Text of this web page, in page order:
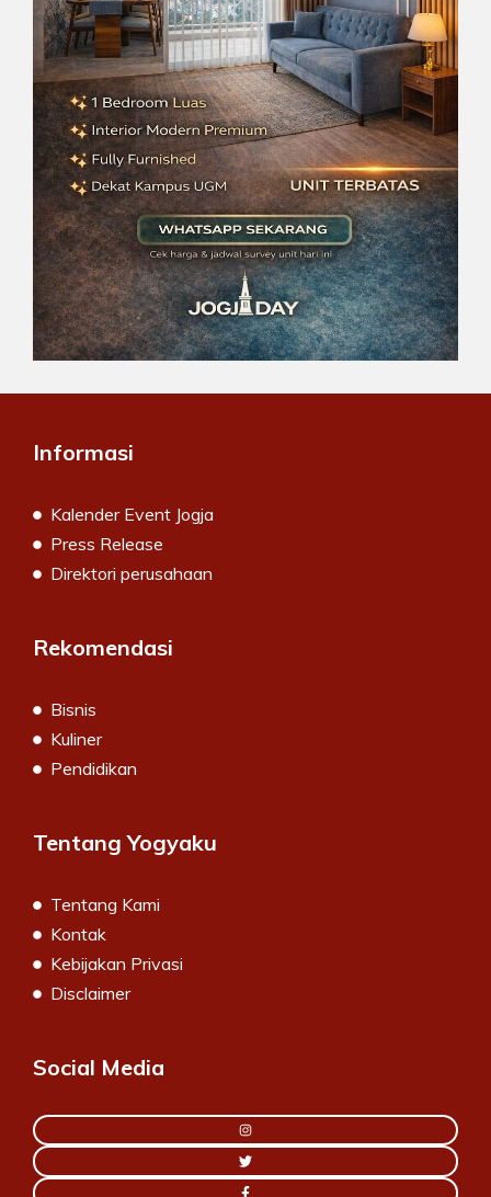
Informasi
Kalender Event Jogja
Press Release
Direktori perusahaan
Rekomendasi
Bisnis
Kuliner
Pendidikan
Tentang Yogyaku
Tentang Kami
Kontak
Kebijakan Privasi
Disclaimer
Social Media